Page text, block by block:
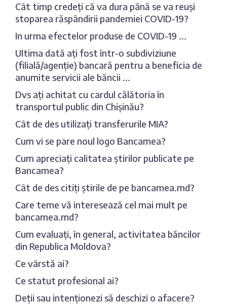
Cât timp credeți că va dura până se va reuși
stoparea răspândirii pandemiei COVID-19?
In urma efectelor produse de COVID-19 ...
Ultima dată ați fost într-o subdiviziune
(filială/agenție) bancară pentru a beneficia de
anumite servicii ale băncii ...
Dvs ați achitat cu cardul călătoria în
transportul public din Chișinău?
Cât de des utilizați transferurile MIA?
Cum vi se pare noul logo Bancamea?
Cum apreciați calitatea știrilor publicate pe
Bancamea?
Cât de des citiți știrile de pe bancamea.md?
Care teme vă interesează cel mai mult pe
bancamea.md?
Cum evaluați, în general, activitatea băncilor
din Republica Moldova?
Ce vârstă ai?
Ce statut profesional ai?
Deții sau intenționezi să deschizi o afacere?